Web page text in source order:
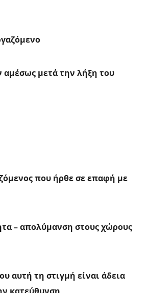
μετά την λήξη του
που ήρθε σε επαφή με
– απολύμανση στους χώρους
αυτή τη στιγμή είναι άδεια